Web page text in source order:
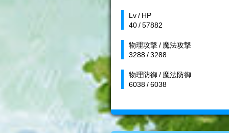
Lv / HP
40 / 57882
物理攻撃 / 魔法攻撃
3288 / 3288
物理防御 / 魔法防御
6038 / 6038